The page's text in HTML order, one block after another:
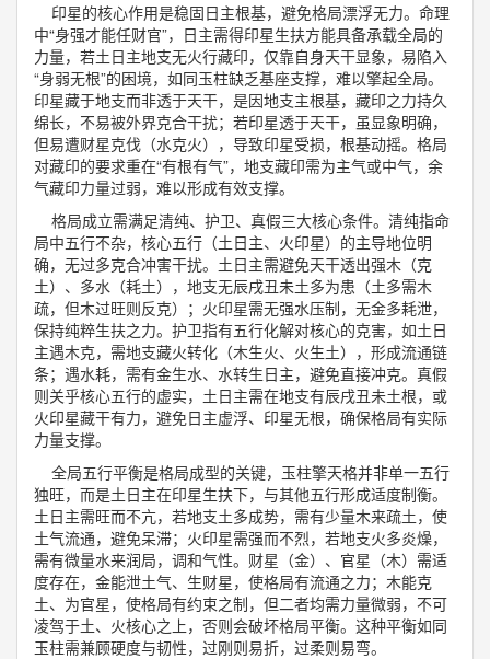
印星的核心作用是稳固日主根基，避免格局漂浮无力。命理
中“身强才能任财官”，日主需得印星生扶方能具备承载全局的
力量，若土日主地支无火行藏印，仅靠自身天干显象，易陷入
“身弱无根”的困境，如同玉柱缺乏基座支撑，难以擎起全局。
印星藏于地支而非透于天干，是因地支主根基，藏印之力持久
绵长，不易被外界克合干扰；若印星透于天干，虽显象明确，
但易遭财星克伐（水克火），导致印星受损，根基动摇。格局
对藏印的要求重在“有根有气”，地支藏印需为主气或中气，余
气藏印力量过弱，难以形成有效支撑。
格局成立需满足清纯、护卫、真假三大核心条件。清纯指命
局中五行不杂，核心五行（土日主、火印星）的主导地位明
确，无过多克合冲害干扰。土日主需避免天干透出强木（克
土）、多水（耗土），地支无辰戌丑未土多为患（土多需木
疏，但木过旺则反克）；火印星需无强水压制，无金多耗泄，
保持纯粹生扶之力。护卫指有五行化解对核心的克害，如土日
主遇木克，需地支藏火转化（木生火、火生土），形成流通链
条；遇水耗，需有金生水、水转生日主，避免直接冲克。真假
则关乎核心五行的虚实，土日主需在地支有辰戌丑未土根，或
火印星藏干有力，避免日主虚浮、印星无根，确保格局有实际
力量支撑。
全局五行平衡是格局成型的关键，玉柱擎天格并非单一五行
独旺，而是土日主在印星生扶下，与其他五行形成适度制衡。
土日主需旺而不亢，若地支土多成势，需有少量木来疏土，使
土气流通，避免呆滞；火印星需强而不烈，若地支火多炎燥，
需有微量水来润局，调和气性。财星（金）、官星（木）需适
度存在，金能泄土气、生财星，使格局有流通之力；木能克
土、为官星，使格局有约束之制，但二者均需力量微弱，不可
凌驾于土、火核心之上，否则会破坏格局平衡。这种平衡如同
玉柱需兼顾硬度与韧性，过刚则易折，过柔则易弯。